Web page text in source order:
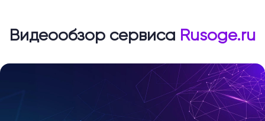
Видеообзор сервиса Rusoge.ru